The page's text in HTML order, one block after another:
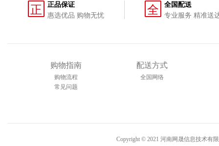
正
正品保证
惠选优品 购物无忧
全
全国配送
专业服务 精准送
购物指南
购物流程
常见问题
配送方式
全国网络
Copyright © 2021 河南网晟信息技术有